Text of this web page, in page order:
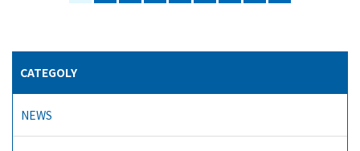
CATEGOLY
NEWS